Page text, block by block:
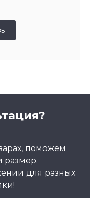
поможем
размер.
для разных